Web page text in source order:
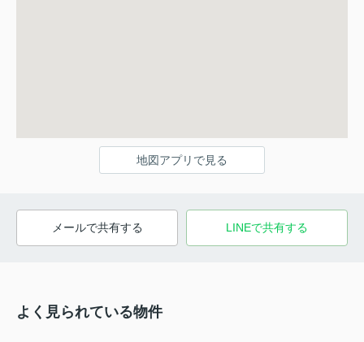
地図アプリで見る
メールで共有する LINEで共有する
よく見られている物件